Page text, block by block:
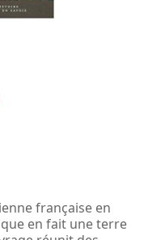
française en
en fait une terre